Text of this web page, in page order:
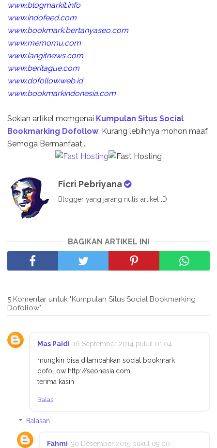
www.blogmarkit.info
www.indofeed.com
www.bookmark.bertanyaseo.com
www.memomu.com
www.langitnews.com
www.beritague.com
www.dofollow.web.id
www.bookmarkindonesia.com
Sekian artikel memgenai Kumpulan Situs Social
Bookmarking Dofollow. Kurang lebihnya mohon maaf.
Semoga Bermanfaat...
Ficri Pebriyana
Blogger yang jarang nulis artikel :D
BAGIKAN ARTIKEL INI
5 Komentar untuk "Kumpulan Situs Social Bookmarking
Dofollow"
Mas Paidi 16 September 2014 pukul 01.04
mungkin bisa ditambahkan social bookmark
dofollow http://seonesia.com
terima kasih
Balas
Balasan
Fahmi 30 Desember 2015 pukul 09.00